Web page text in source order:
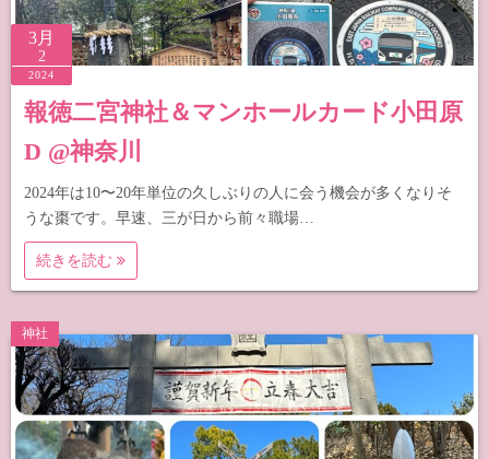
3月
2
2024
報徳二宮神社＆マンホールカード小田原
D @神奈川
2024年は10〜20年単位の久しぶりの人に会う機会が多くなりそ
うな棗です。早速、三が日から前々職場…
続きを読む
神社